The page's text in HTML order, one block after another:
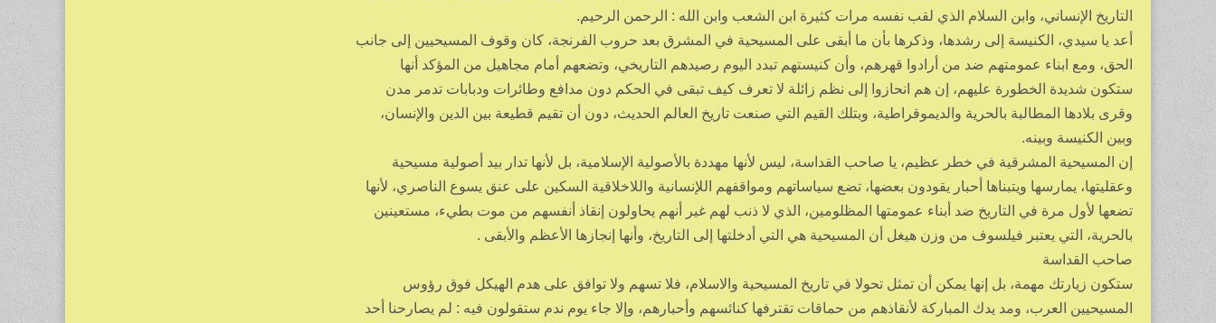
التاريخ الإنساني، وابن السلام الذي لقب نفسه مرات كثيرة ابن الشعب وابن الله : الرحمن الرحيم.
أعد يا سيدي، الكنيسة إلى رشدها، وذكرها بأن ما أبقى على المسيحية في المشرق بعد حروب الفرنجة، كان وقوف المسيحيين إلى جانب
الحق، ومع ابناء عمومتهم ضد من أرادوا قهرهم، وأن كنيستهم تبدد اليوم رصيدهم التاريخي، وتضعهم أمام مجاهيل من المؤكد أنها
ستكون شديدة الخطورة عليهم، إن هم انحازوا إلى نظم زائلة لا تعرف كيف تبقى في الحكم دون مدافع وطائرات ودبابات تدمر مدن
وقرى بلادها المطالبة بالحرية والديموقراطية، وبتلك القيم التي صنعت تاريخ العالم الحديث، دون أن تقيم قطيعة بين الدين والإنسان،
وبين الكنيسة وبينه.
إن المسيحية المشرقية في خطر عظيم، يا صاحب القداسة، ليس لأنها مهددة بالأصولية الإسلامية، بل لأنها تدار بيد أصولية مسيحية
وعقليتها، يمارسها ويتبناها أحبار يقودون بعضها، تضع سياساتهم ومواقفهم اللإنسانية واللاخلاقية السكين على عنق يسوع الناصري، لأنها
تضعها لأول مرة في التاريخ ضد أبناء عمومتها المظلومين، الذي لا ذنب لهم غير أنهم يحاولون إنقاذ أنفسهم من موت بطيء، مستعينين
بالحرية، التي يعتبر فيلسوف من وزن هيغل أن المسيحية هي التي أدخلتها إلى التاريخ، وأنها إنجازها الأعظم والأبقى .
صاحب القداسة
ستكون زيارتك مهمة، بل إنها يمكن أن تمثل تحولا في تاريخ المسيحية والاسلام، فلا تسهم ولا توافق على هدم الهيكل فوق رؤوس
المسيحيين العرب، ومد يدك المباركة لأنقاذهم من حماقات تقترفها كنائسهم وأحبارهم، وإلا جاء يوم ندم ستقولون فيه : لم يصارحنا أحد